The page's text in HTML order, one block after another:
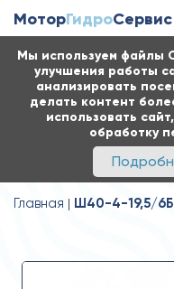
Мы используем файлы
улучшения работы
анализировать
делать контент
использовать
обработку
МоторГидроСервис
Главная Ш40-4-19,5/